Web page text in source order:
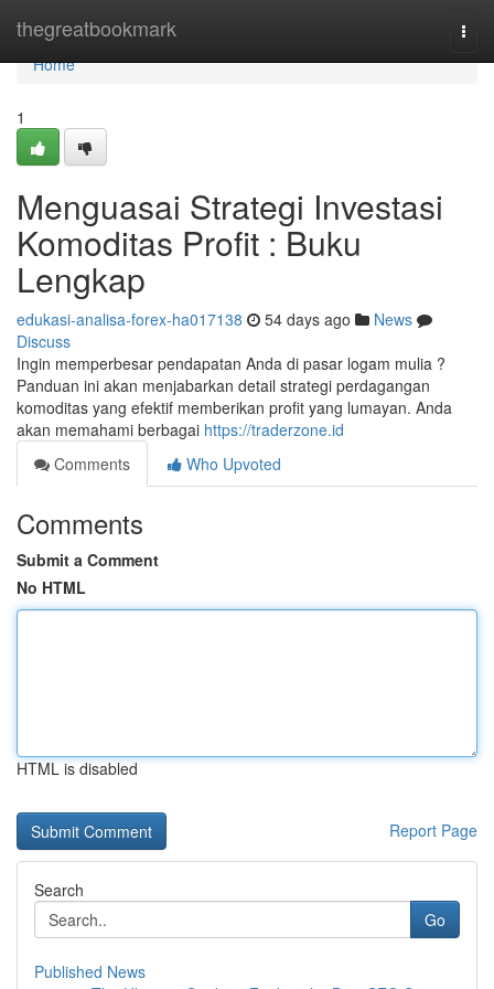
thegreatbookmark
Home
Home
1
Menguasai Strategi Investasi
Komoditas Profit : Buku
Lengkap
edukasi-analisa-forex-ha017138 54 days ago
News
Discuss
Ingin memperbesar pendapatan Anda di pasar logam mulia ?
Panduan ini akan menjabarkan detail strategi perdagangan
komoditas yang efektif memberikan profit yang lumayan. Anda
akan memahami berbagai https://traderzone.id
Comments
Who Upvoted
Comments
Submit a Comment
No HTML
HTML is disabled
Report Page
Search
Go
Published News